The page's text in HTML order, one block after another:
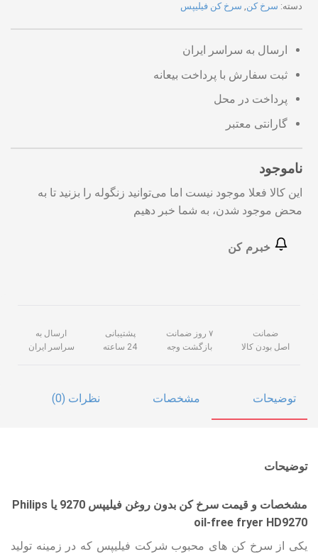
دسته: سرخ کن, سرخ کن فیلیپس
ارسال به سراسر ایران
ثبت سفارش با پرداخت بیعانه
پرداخت در محل
گارانتی معتبر
ناموجود
این کالا فعلا موجود نیست اما می‌توانید زنگوله را بزنید تا به
محض موجود شدن، به شما خبر دهیم
ضمانت
اصل بودن کالا
۷ روز ضمانت
بازگشت وجه
پشتیبانی
24 ساعته
ارسال به
سراسر ایران
توضیحات مشخصات نظرات (0)
توضیحات
مشخصات و قیمت سرخ کن بدون روغن فیلیپس 9270 یا Philips
oil-free fryer HD9270
یکی از سرخ کن های محبوب شرکت فیلیپس که در زمینه تولید